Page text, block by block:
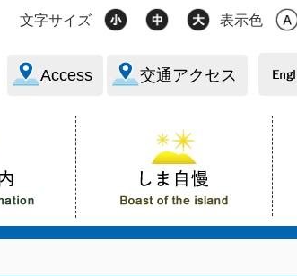
文字サイズ 表示色
Access 交通アクセス